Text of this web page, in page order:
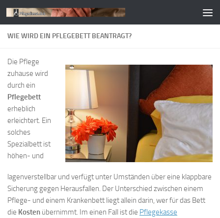
Zum Inhalt springen
WIE WIRD EIN PFLEGEBETT BEANTRAGT?
Die Pflege
zuhause wird
durch ein
Pflegebett
erheblich
erleichtert. Ein
solches
Spezialbett ist
höhen- und
lagenverstellbar und verfügt unter Umständen über eine klappbare
Sicherung gegen Herausfallen. Der Unterschied zwischen einem
Pflege- und einem Krankenbett liegt allein darin, wer für das Bett
die Kosten übernimmt. Im einen Fall ist die Pflegekasse